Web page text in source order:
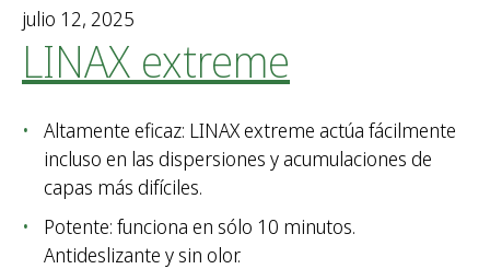
julio 12, 2025
LINAX extreme
Altamente eficaz: LINAX extreme actúa fácilmente
incluso en las dispersiones y acumulaciones de
capas más difíciles.
Potente: funciona en sólo 10 minutos.
Antideslizante y sin olor.